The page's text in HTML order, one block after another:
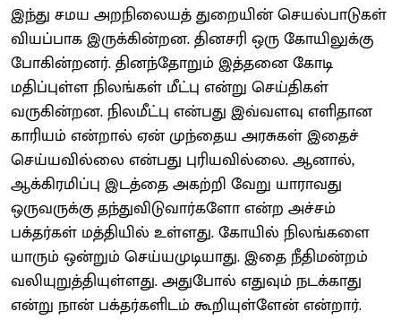
இந்து சமய அறநிலையத் துறையின் செயல்பாடுகள்
வியப்பாக இருக்கின்றன. தினசரி ஒரு கோயிலுக்கு
போகின்றனர். தினந்தோறும் இத்தனை கோடி
மதிப்புள்ள நிலங்கள் மீட்பு என்று செய்திகள்
வருகின்றன. நிலமீட்பு என்பது இவ்வளவு எளிதான
காரியம் என்றால் ஏன் முந்தைய அரசுகள் இதைச்
செய்யவில்லை என்பது புரியவில்லை. ஆனால்,
ஆக்கிரமிப்பு இடத்தை அகற்றி வேறு யாராவது
ஒருவருக்கு தந்துவிடுவார்களோ என்ற அச்சம்
பக்தர்கள் மத்தியில் உள்ளது. கோயில் நிலங்களை
யாரும் ஒன்றும் செய்யமுடியாது. இதை நீதிமன்றம்
வலியுறுத்தியுள்ளது. அதுபோல் எதுவும் நடக்காது
என்று நான் பக்தர்களிடம் கூறியுள்ளேன் என்றார்.